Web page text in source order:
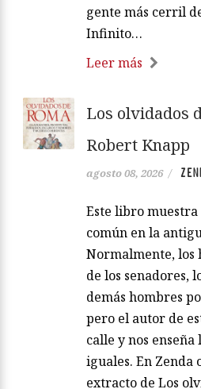
gente más cerril
Infinito…
Leer más
Los olvidados
Robert Knapp
agosto 08, 2026 /
Este libro
común en la
Normalmente, los
de los senadores,
demás hombres
pero el autor de
calle y nos
iguales. En Zenda
extracto de Los